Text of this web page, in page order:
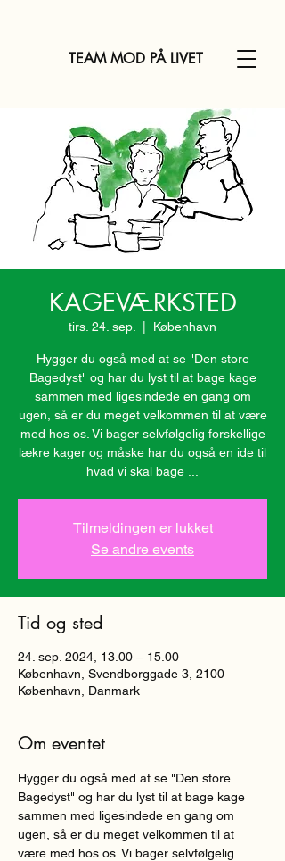
TEAM MOD PÅ LIVET
KAGEVÆRKSTED
tirs. 24. sep. København
Hygger du også med at se "Den store
Bagedyst" og har du lyst til at bage kage
sammen med ligesindede en gang om
ugen, så er du meget velkommen til at være
med hos os. Vi bager selvfølgelig forskellige
lækre kager og måske har du også en ide til
hvad vi skal bage ...
Tilmeldingen er lukket
Se andre events
Tid og sted
24. sep. 2024, 13.00 – 15.00
København, Svendborggade 3, 2100
København, Danmark
Om eventet
Hygger du også med at se "Den store
Bagedyst" og har du lyst til at bage kage
sammen med ligesindede en gang om
ugen, så er du meget velkommen til at
være med hos os. Vi bager selvfølgelig